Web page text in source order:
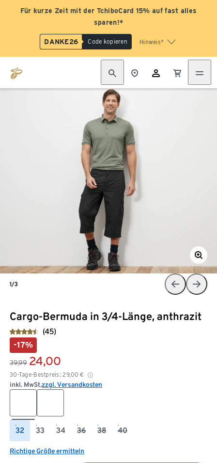
Für kurze Zeit mit der TchiboCard 15% auf fast alles
sparen!*
DANKE26 Code kopieren Hinweis*
Cargo-Bermuda in 3/4-Länge, anthrazit
(45)
-17%
39,99 24,00
30-Tage-Bestpreis: 29,00 €
inkl. MwSt.zzgl. Versandkosten
32 33 34 36 38 40
Richtige Größe ermitteln
1/3